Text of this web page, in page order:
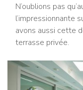
N’oublions pas
l’impressionnante
avons aussi cette
terrasse privée.